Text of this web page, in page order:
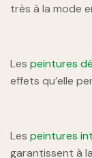
très à la mode
Les peintures
effets qu’elle
Les peintures
garantissent à